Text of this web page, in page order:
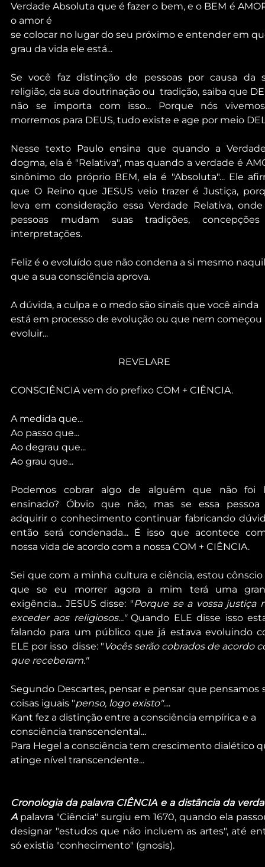
Verdade Absoluta que é fazer o bem, e o BEM é
o amor é
se colocar no lugar do seu próximo e entender em
grau da vida ele está...
Se você faz distinção de pessoas por causa da
religião, da sua doutrinação ou  tradição, saiba que
não se importa com isso... Porque nós
morremos para DEUS, tudo existe e age por meio
Nesse texto Paulo ensina que quando a
dogma, ela é "Relativa", mas quando a verdade é
sinônimo do próprio BEM, ela é "Absoluta"... Ele
que O Reino que JESUS veio trazer é Justiça,
leva em consideração essa Verdade Relativa,
pessoas mudam suas tradições,
interpretações.
Feliz é o evoluído que não condena a si mesmo
que a sua consciência aprova.
A dúvida, a culpa e o medo são sinais que você ainda
está em processo de evolução ou que nem
evoluir...
REVELARE
CONSCIÊNCIA vem do prefixo COM + CIÊNCIA.
A medida que...
Ao passo que...
Ao degrau que...
Ao grau que...
Podemos cobrar algo de alguém que não foi
ensinado? Óbvio que não, mas se essa pessoa
adquirir o conhecimento continuar fabricando
então será condenada... É isso que acontece
nossa vida de acordo com a nossa COM + CIÊNCIA.
Sei que com a minha cultura e ciência, estou
que se eu morrer agora a mim terá uma
exigência... JESUS disse: "Porque se a vossa justiça
exceder aos religiosos..." Quando ELE disse isso
falando para um público que já estava evoluindo
ELE por isso  disse: " Vocês serão cobrados de acordo
que receberam."
Segundo Descartes, pensar e pensar que pensamos
coisas iguais "penso, logo existo"....
Kant fez a distinção entre a consciência empírica e a
consciência transcendental...
Para Hegel a consciência tem crescimento dialético
atinge nível transcendente...
Cronologia da palavra CIÊNCIA e a distância da
A palavra "Ciência" surgiu em 1670, quando ela
designar "estudos que não incluem as artes", até
só existia "conhecimento" (gnosis).